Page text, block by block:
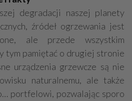
degradacji naszej planety
źródeł ogrzewania jest
ale przede wszystkim
tym pamiętać o drugiej stronie
urządzenia grzewcze są nie
naturalnemu, ale także
portfelowi, pozwalając sporo